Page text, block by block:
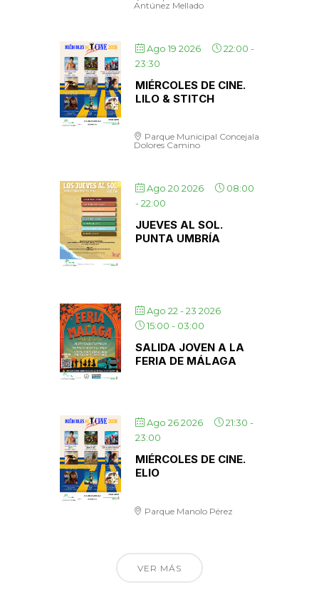
Antúnez Mellado
Ago 19 2026 22:00 -
23:30
MIÉRCOLES DE CINE.
LILO & STITCH
Parque Municipal Concejala
Dolores Camino
Ago 20 2026
08:00
-22:00
JUEVES AL SOL.
PUNTA UMBRÍA
Ago 22 - 23 2026
15:00 - 03:00
SALIDA JOVEN A LA
FERIA DE MÁLAGA
Ago 26 2026 21:30 -
23:00
MIÉRCOLES DE CINE.
ELIO
Parque Manolo Pérez
VER MÁS